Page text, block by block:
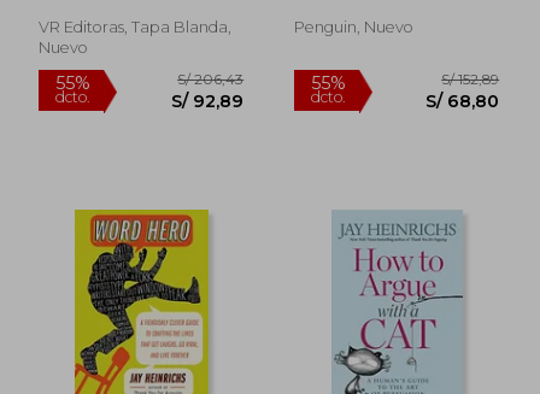
VR Editoras, Tapa Blanda,
Nuevo
Penguin, Nuevo